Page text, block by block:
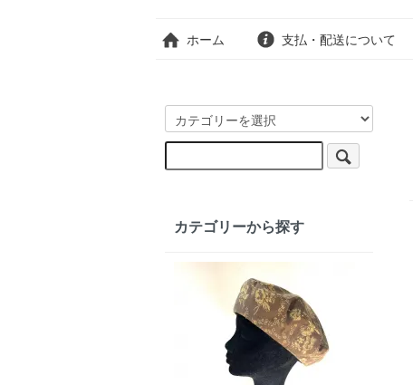
ホーム 支払・配送について
カテゴリーから探す